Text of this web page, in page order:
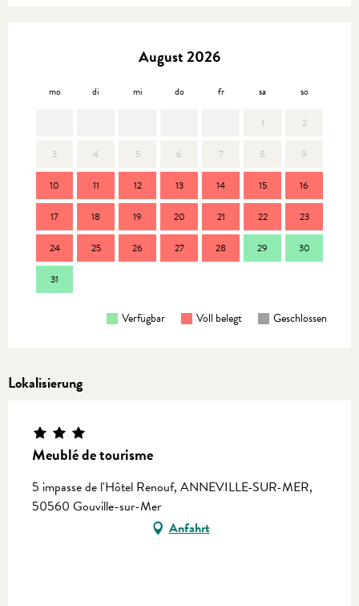
August 2026
mo di mi do fr sa so
1 2
3 4 5 6 7 8 9
10 11 12 13 14 15 16
17 18 19 20 21 22 23
24 25 26 27 28 29 30
31
Verfügbar Voll belegt Geschlossen
Lokalisierung
Meublé de tourisme
5 impasse de l'Hôtel Renouf, ANNEVILLE-SUR-MER,
50560 Gouville-sur-Mer
Anfahrt